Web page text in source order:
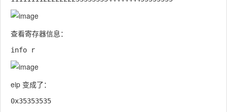
查看寄存器信息：
eip 变成了：